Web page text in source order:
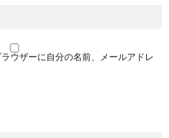
ウザーに自分の名前、メールアドレ